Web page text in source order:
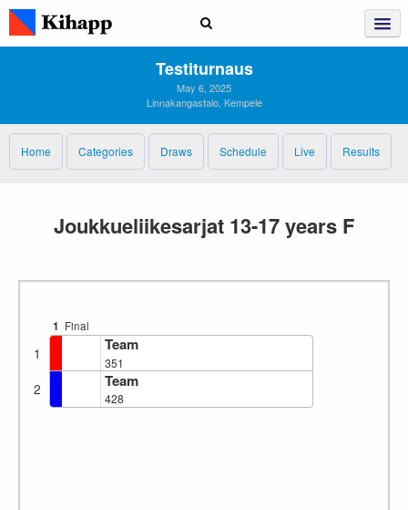
Testiturnaus
May 6, 2025
Linnakangastalo, Kempele
Home Categories Draws Schedule Live Results
Joukkueliikesarjat 13-17 years F
1 Final
1 Team
351
2 Team
428